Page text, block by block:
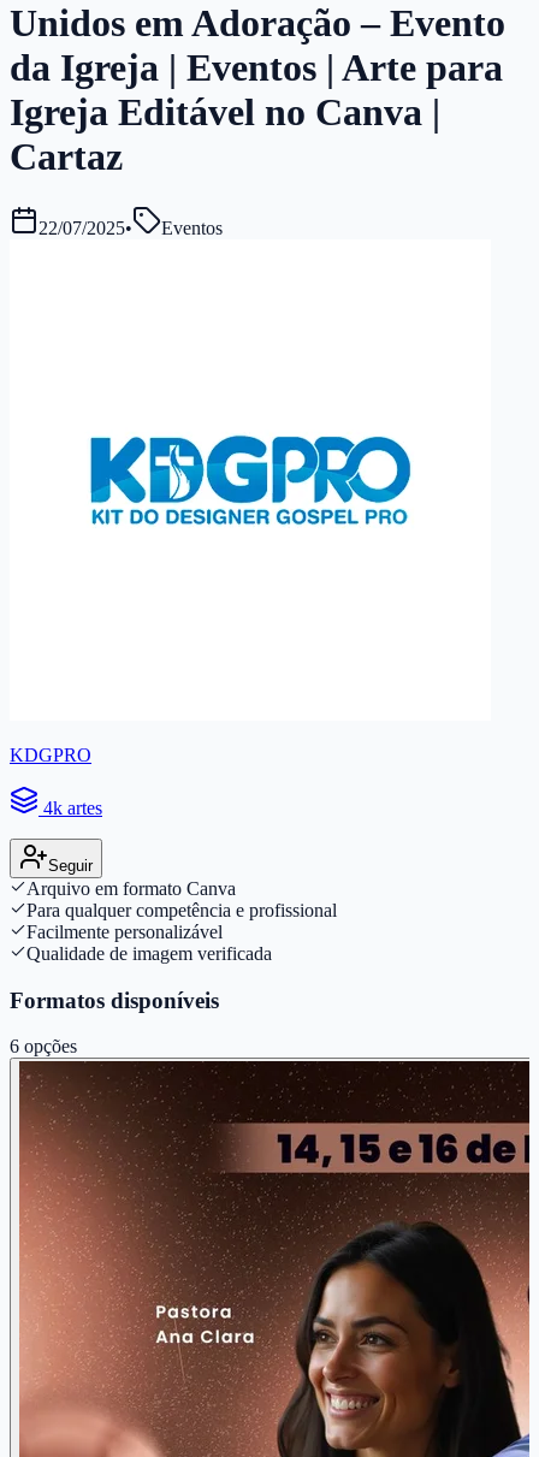
Unidos em Adoração – Evento
da Igreja | Eventos | Arte para
Igreja Editável no Canva |
Cartaz
22/07/2025• Eventos
KDGPRO
4k artes
Seguir
Arquivo em formato Canva
Para qualquer competência e profissional
Facilmente personalizável
Qualidade de imagem verificada
Formatos disponíveis
6 opções